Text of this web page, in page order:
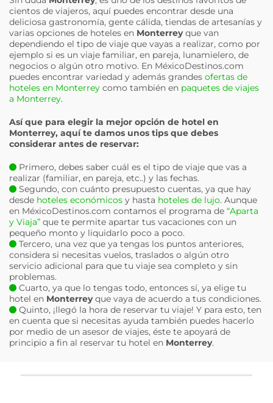
cientos de viajeros, aquí puedes encontrar desde una
deliciosa gastronomía, gente cálida, tiendas de artesanías y
varias opciones de hoteles en Monterreyque van
dependiendo el tipo de viaje que vayas a realizar, como por
ejemplo si es un viaje familiar, en pareja, lunamielero, de
negocios o algún otro motivo. En MéxicoDestinos.com
puedes encontrar variedad y además grandes ofertas de
hoteles en Monterrey como también en paquetes de viajes
a Monterrey.
Así que para elegir la mejor opción de hotel en
Monterrey, aquí te damos unos tips que debes
considerar antes de reservar:
Primero, debes saber cuál es el tipo de viaje que vas a
realizar (familiar, en pareja, etc..) y las fechas.
Segundo, con cuánto presupuesto cuentas, ya que hay
desde hoteles económicos y hasta hoteles de lujo. Aunque
en MéxicoDestinos.com contamos el programa de “Aparta
y Viaja” que te permite apartar tus vacaciones con un
pequeño monto y liquidarlo poco a poco.
Tercero, una vez que ya tengas los puntos anteriores,
considera si necesitas vuelos, traslados o algún otro
servicio adicional para que tu viaje sea completo y sin
problemas.
Cuarto, ya que lo tengas todo, entonces sí, ya elige tu
hotel en Monterreyque vaya de acuerdo a tus condiciones.
Quinto, ¡llegó la hora de reservar tu viaje! Y para esto, ten
en cuenta que si necesitas ayuda también puedes hacerlo
por medio de un asesor de viajes, éste te apoyará de
principio a fin al reservar tu hotel en Monterrey.